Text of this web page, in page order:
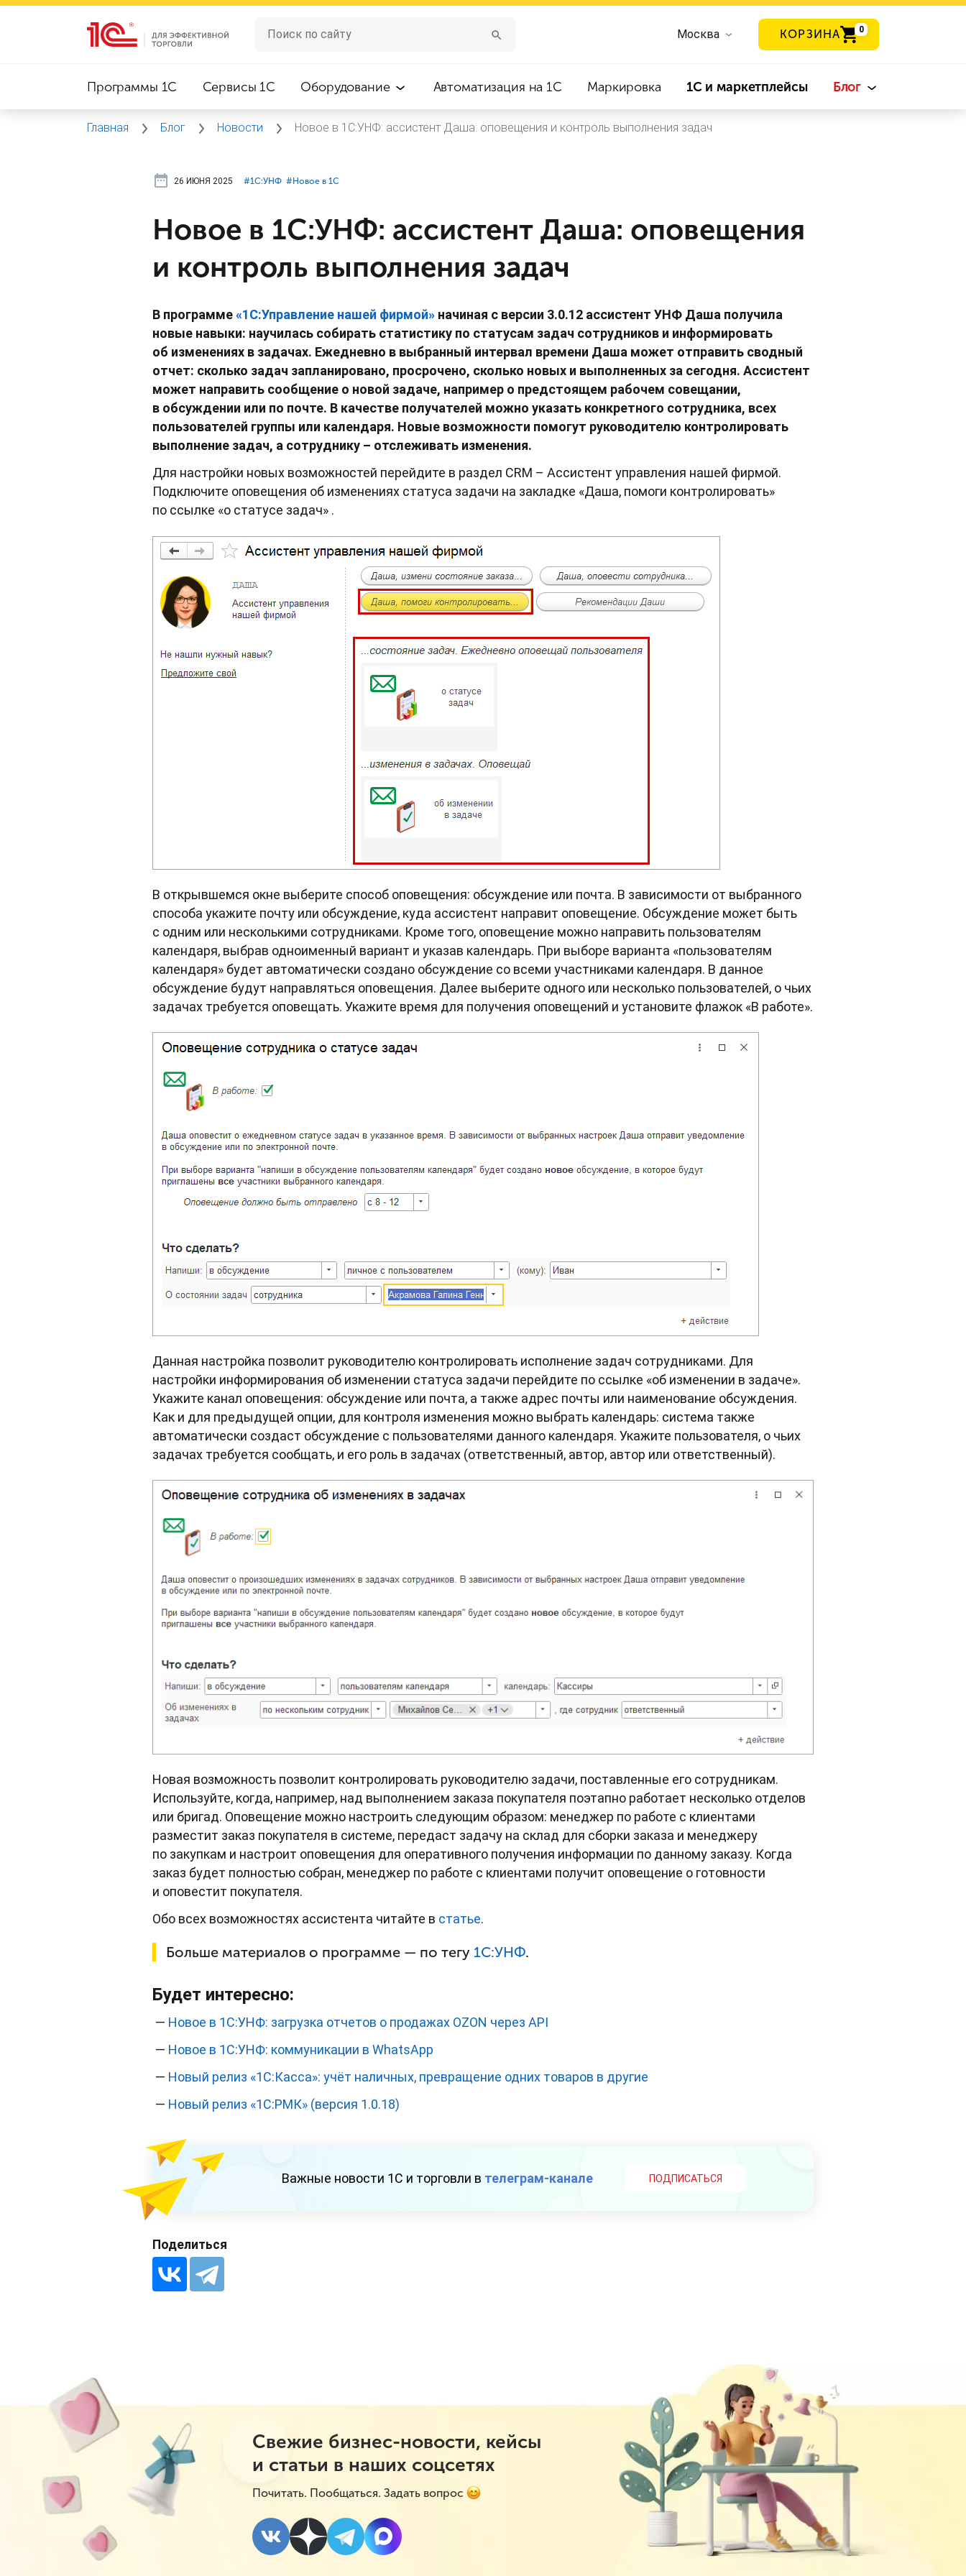
Москва КОРЗИНА 0
Программы 1C Сервисы 1C Оборудование Автоматизация на 1С Маркировка 1С и маркетплейсы Блог
Главная Блог Новости Новое в 1С:УНФ: ассистент Даша: оповещения и контроль выполнения задач
26 ИЮНЯ 2025 #⁣1С:УНФ #⁣Новое в 1С
Новое в 1С:УНФ: ассистент Даша: оповещения
и контроль выполнения задач
В программе«1С:Управление нашей фирмой» начиная с версии 3.0.12 ассистент УНФ Даша получила
новые навыки: научилась собирать статистику по статусам задач сотрудников и информировать
об изменениях в задачах. Ежедневно в выбранный интервал времени Даша может отправить сводный
отчет: сколько задач запланировано, просрочено, сколько новых и выполненных за сегодня. Ассистент
может направить сообщение о новой задаче, например о предстоящем рабочем совещании,
в обсуждении или по почте. В качестве получателей можно указать конкретного сотрудника, всех
пользователей группы или календаря. Новые возможности помогут руководителю контролировать
выполнение задач, а сотруднику – отслеживать изменения.
Для настройки новых возможностей перейдите в раздел CRM – Ассистент управления нашей фирмой.
Подключите оповещения об изменениях статуса задачи на закладке «Даша, помоги контролировать»
по ссылке «о статусе задач» .
В открывшемся окне выберите способ оповещения: обсуждение или почта. В зависимости от выбранного
способа укажите почту или обсуждение, куда ассистент направит оповещение. Обсуждение может быть
с одним или несколькими сотрудниками. Кроме того, оповещение можно направить пользователям
календаря, выбрав одноименный вариант и указав календарь. При выборе варианта «пользователям
календаря» будет автоматически создано обсуждение со всеми участниками календаря. В данное
обсуждение будут направляться оповещения. Далее выберите одного или несколько пользователей, о чьих
задачах требуется оповещать. Укажите время для получения оповещений и установите флажок «В работе».
Данная настройка позволит руководителю контролировать исполнение задач сотрудниками. Для
настройки информирования об изменении статуса задачи перейдите по ссылке «об изменении в задаче».
Укажите канал оповещения: обсуждение или почта, а также адрес почты или наименование обсуждения.
Как и для предыдущей опции, для контроля изменения можно выбрать календарь: система также
автоматически создаст обсуждение с пользователями данного календаря. Укажите пользователя, о чьих
задачах требуется сообщать, и его роль в задачах (ответственный, автор, автор или ответственный).
Новая возможность позволит контролировать руководителю задачи, поставленные его сотрудникам.
Используйте, когда, например, над выполнением заказа покупателя поэтапно работает несколько отделов
или бригад. Оповещение можно настроить следующим образом: менеджер по работе с клиентами
разместит заказ покупателя в системе, передаст задачу на склад для сборки заказа и менеджеру
по закупкам и настроит оповещения для оперативного получения информации по данному заказу. Когда
заказ будет полностью собран, менеджер по работе с клиентами получит оповещение о готовности
и оповестит покупателя.
Обо всех возможностях ассистента читайте в статье.
Больше материалов о программе — по тегу 1С:УНФ.
Будет интересно:
— Новое в 1С:УНФ: загрузка отчетов о продажах OZON через API
— Новое в 1С:УНФ: коммуникации в WhatsApp
— Новый релиз «1С:Касса»: учёт наличных, превращение одних товаров в другие
— Новый релиз «1С:РМК» (версия 1.0.18)
Важные новости 1С и торговли в телеграм-канале ПОДПИСАТЬСЯ
Поделиться
Свежие бизнес-новости, кейсы
и статьи в наших соцсетях
Почитать. Пообщаться. Задать вопрос